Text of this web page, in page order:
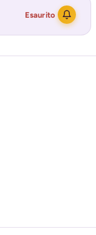
Esaurito
per ricevere